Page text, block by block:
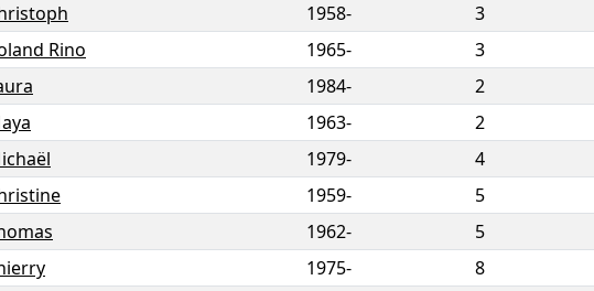
1958-
3
Rino 1965-
3
1984-
2
1963-
2
1979-
4
1959-
5
1962-
5
1975-
8